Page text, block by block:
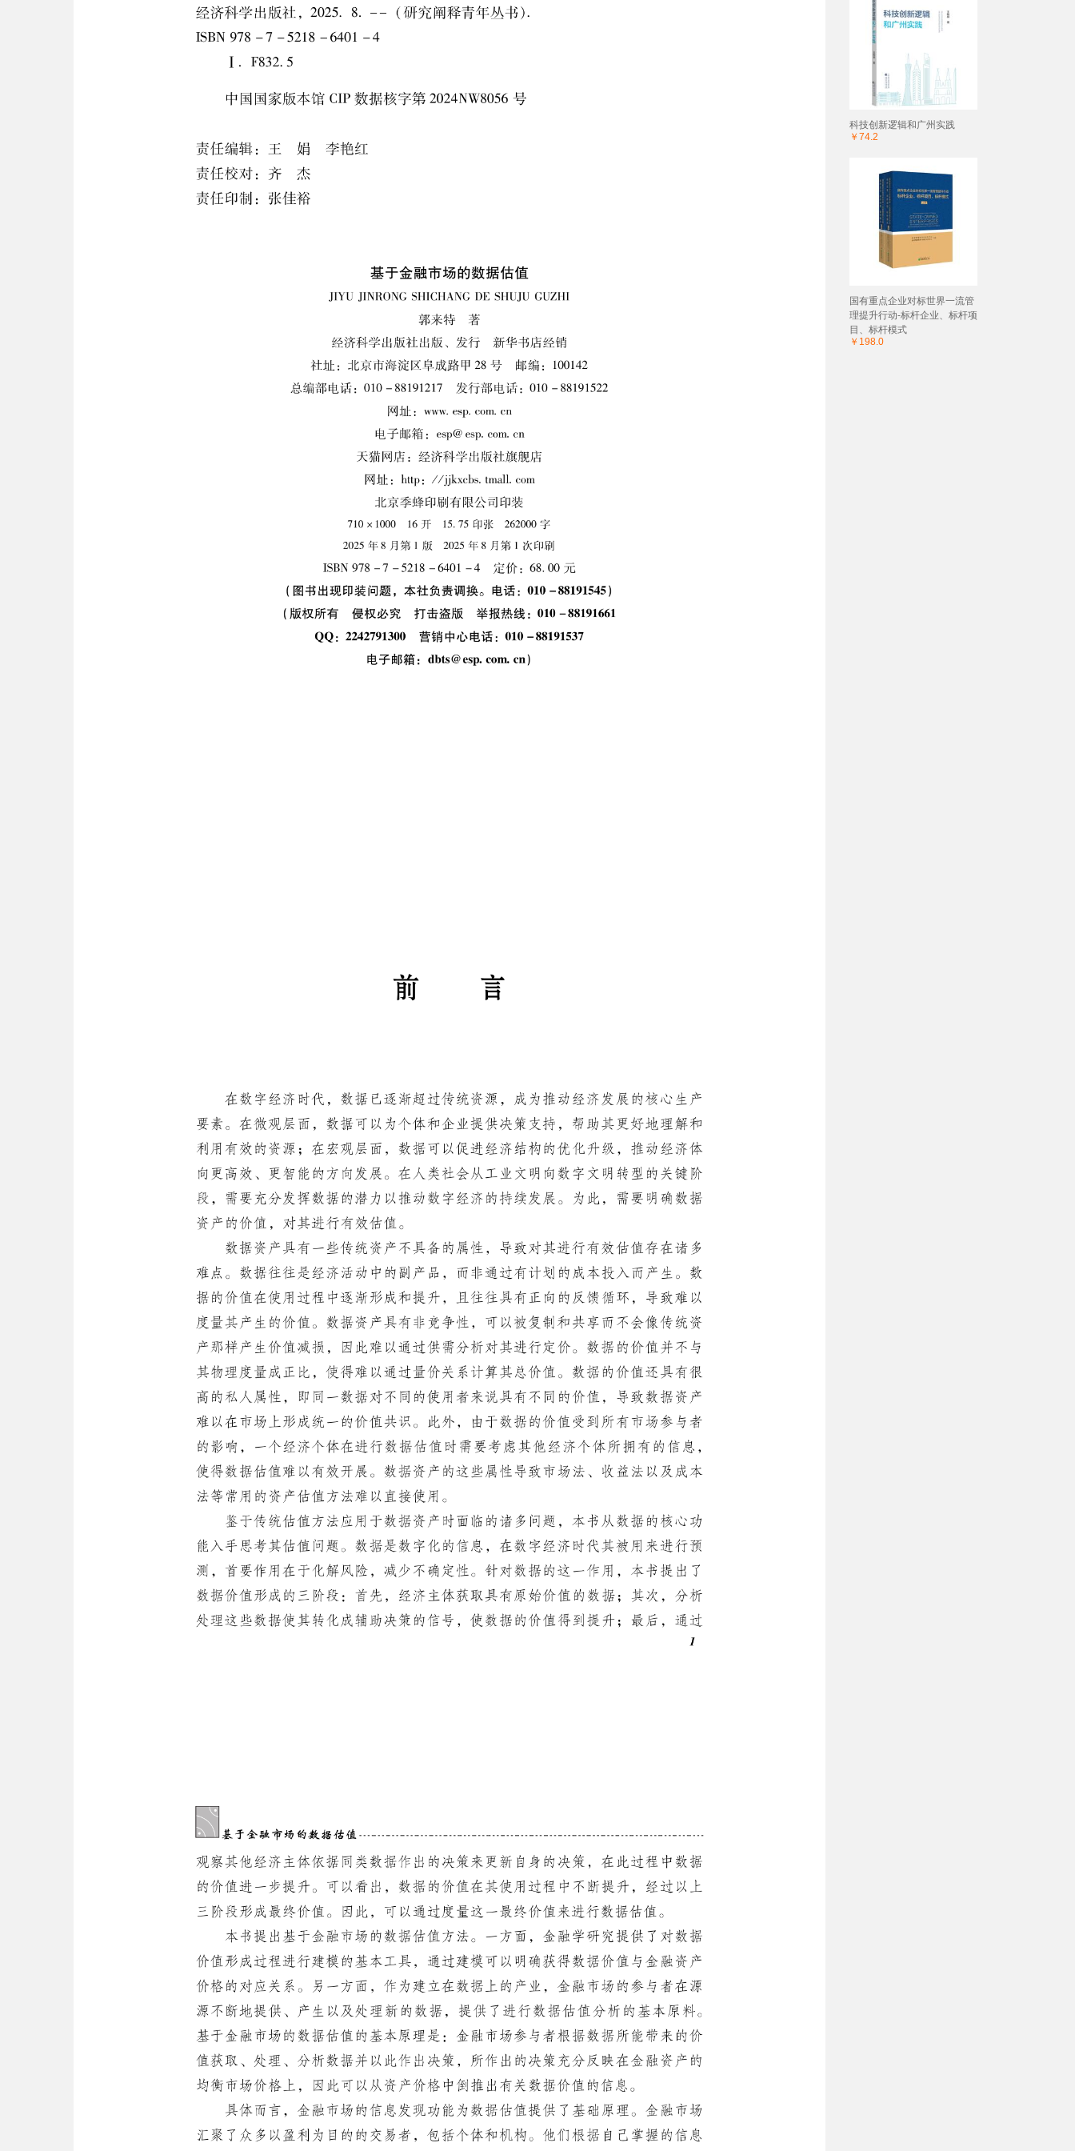
科技创新逻辑和广州实践
￥74.2
国有重点企业对标世界一流管
理提升行动-标杆企业、标杆项
目、标杆模式
￥198.0